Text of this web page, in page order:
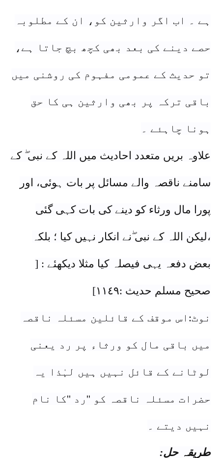
ہے ۔ اب اگر وارثین کو، ان کے مطلوبہ
حصے دینے کی بعد بھی کچھ بچ جاتا ہے،
تو حدیث کے عمومی مفہوم کی روشنی میں
باقی ترکہ پر بھی وارثین ہی کا حق
ہونا چاہئے ۔
علاوہ بریں متعدد احادیث میں اللہ کے نبی ۖ کے
سامنے ناقصہ والے مسائل پر بات ہوئی، اور
پورا مال ورثاء کو دینے کی بات کہی گئی
،لیکن اللہ کے نبی ۖنے انکار نہیں کیا ؛ بلکہ
بعض دفعہ یہی فیصلہ کیا مثلا دیکھئے : [
صحیح مسلم حدیث :١١٤٩]
نوٹ:اس موقف کے قائلین مسئلہ ناقصہ
میں باقی مال کو ورثاء پر رد یعنی
لوٹانے کے قائل نہیں ہیں لہٰذا یہ
حضرات مسئلہ ناقصہ کو ''رد ''کا نام
نہیں دیتے ۔
طریقہ حل: